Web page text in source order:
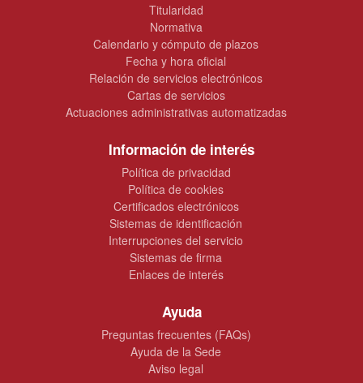
Titularidad
Normativa
Calendario y cómputo de plazos
Fecha y hora oficial
Relación de servicios electrónicos
Cartas de servicios
Actuaciones administrativas automatizadas
Información de interés
Política de privacidad
Política de cookies
Certificados electrónicos
Sistemas de identificación
Interrupciones del servicio
Sistemas de firma
Enlaces de interés
Ayuda
Preguntas frecuentes (FAQs)
Ayuda de la Sede
Aviso legal